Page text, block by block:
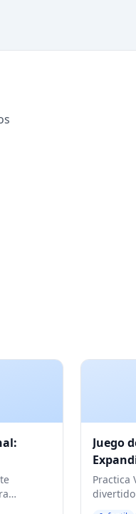
Juego
Practica